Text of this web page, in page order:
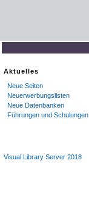
Aktuelles
Neue Seiten
Neuerwerbungslisten
Neue Datenbanken
Führungen und Schulungen
Visual Library Server 2018